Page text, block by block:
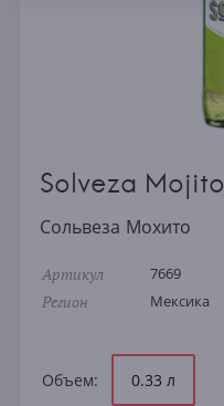
Solveza Mojito
Сольвеза Мохито
Артикул 7669
Регион Мексика
Объем: 0.33 л